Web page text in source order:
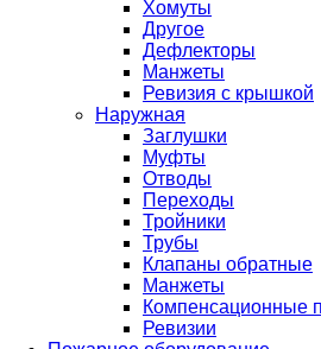
Хомуты
Другое
Дефлекторы
Манжеты
Ревизия с крышкой
Наружная
Заглушки
Муфты
Отводы
Переходы
Тройники
Трубы
Клапаны обратные
Манжеты
Компенсационные
Ревизии